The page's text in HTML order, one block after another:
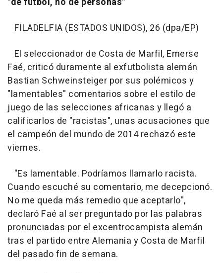
FILADELFIA (ESTADOS UNIDOS), 26 (dpa/EP)
El seleccionador de Costa de Marfil, Emerse
Faé, criticó duramente al exfutbolista alemán
Bastian Schweinsteiger por sus polémicos y
"lamentables" comentarios sobre el estilo de
juego de las selecciones africanas y llegó a
calificarlos de "racistas", unas acusaciones que
el campeón del mundo de 2014 rechazó este
viernes.
"Es lamentable. Podríamos llamarlo racista.
Cuando escuché su comentario, me decepcionó.
No me queda más remedio que aceptarlo",
declaró Faé al ser preguntado por las palabras
pronunciadas por el excentrocampista alemán
tras el partido entre Alemania y Costa de Marfil
del pasado fin de semana.